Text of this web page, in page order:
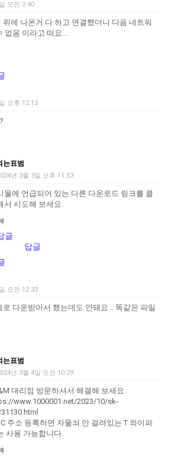
오전 2:40
위에 나온거 다 하고 연결했더니 다음 네트워
없음 이라고 떠요...
오후 12:13
는표범
년 3월 3일 오후 11:53
물에 언급되어 있는 다른 다운로드 링크를 클
서 시도해 보세요.
글
답글
오전 12:33
로 다운받아서 했는데도 안돼요... 똑같은 파일
는표범
년 3월 4일 오전 10:29
대리점 방문하셔서 해결해 보세요.
www.1000001.net/2023/10/sk-
주소 등록하면 자물쇠 안 걸려있는 T 와이파
사용 가능합니다.